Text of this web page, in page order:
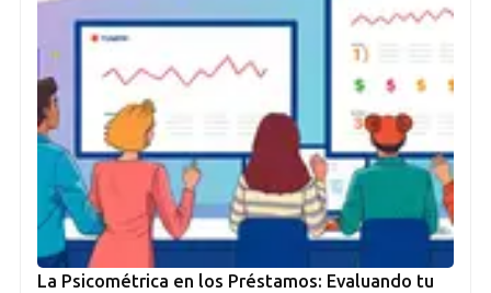
La Psicométrica en los Préstamos: Evaluando tu